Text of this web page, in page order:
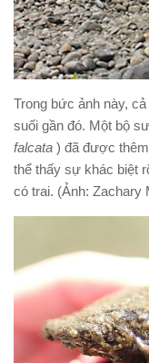
Trong bức ảnh này,
suối gần đó. Một bộ
falcata ) đã được
thể thấy sự khác biệt
có trai. (Ảnh: Zachary